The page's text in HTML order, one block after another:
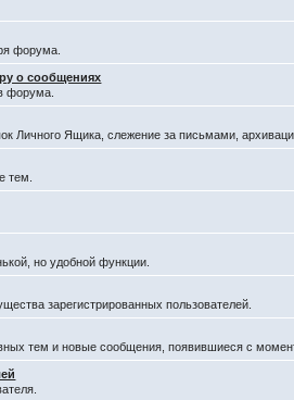
форума.
о сообщениях
форума.
Личного Ящика, слежение за письмами,
тем.
но удобной функции.
зарегистрированных пользователей.
тем и новые сообщения, появившиеся с